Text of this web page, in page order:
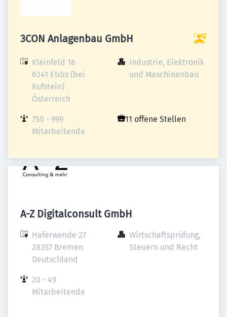
3CON Anlagenbau GmbH
Kleinfeld 16
6341 Ebbs (bei
Kufstein)
Österreich
Industrie, Elektronik
und Maschinenbau
750 - 999
Mitarbeitende
11 offene Stellen
A-Z Digitalconsult GmbH
Haferwende 27
28357 Bremen
Deutschland
Wirtschaftsprüfung,
Steuern und Recht
20 - 49
Mitarbeitende